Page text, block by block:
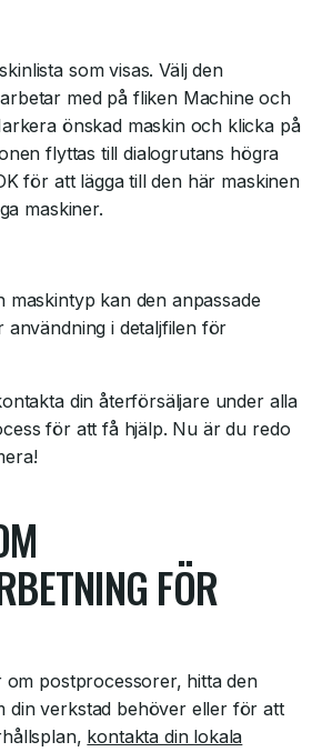
som visas. Välj den
med på fliken Machine och
önskad maskin och klicka på
flyttas till dialogrutans högra
för att lägga till den här maskinen
maskiner.
maskintyp kan den anpassade
användning i detaljfilen för
din återförsäljare under alla
för att få hjälp. Nu är du redo
FÖR
om postprocessorer, hitta den
din verkstad behöver eller för att
kontakta din lokala